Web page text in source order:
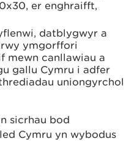
er enghraifft,
datblygwyr a
ymgorffori
mewn canllawiau a
gallu Cymru i adfer
uniongyrchol
sicrhau bod
Cymru yn wybodus